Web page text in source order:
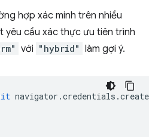
hợp xác minh trên nhiều
yêu cầu xác thực ưu tiên trình
với "hybrid" làm gợi ý.
navigator .credentials .create